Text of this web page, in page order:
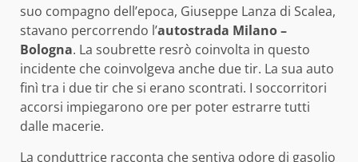
suo compagno dell’epoca, Giuseppe Lanza di Scalea,
stavano percorrendo l’autostrada Milano –
Bologna. La soubrette resrò coinvolta in questo
incidente che coinvolgeva anche due tir. La sua auto
finì tra i due tir che si erano scontrati. I soccorritori
accorsi impiegarono ore per poter estrarre tutti
dalle macerie.
La conduttrice racconta che sentiva odore di gasolio